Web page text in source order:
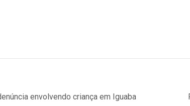
envolvendo criança em Iguaba